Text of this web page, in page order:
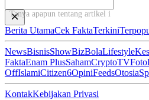
Tanya apapun tentang artikel ini...
Berita UtamaCek FaktaTerkini
NewsBisnisShowBizBolaLifestyle
FaktaEnam PlusSahamCryptoTVFoto
OffIslamiCitizen6OpiniFeedsOtosia
KontakKebijakan Privasi